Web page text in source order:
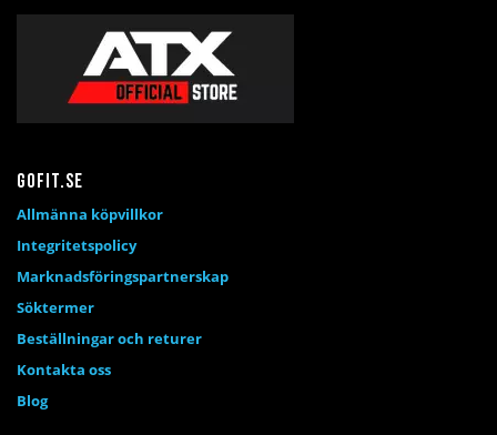
Gofit.se
Allmänna köpvillkor
Integritetspolicy
Marknadsföringspartnerskap
Söktermer
Beställningar och returer
Kontakta oss
Blog